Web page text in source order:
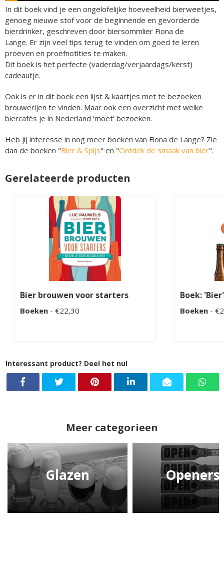
In dit boek vind je een ongelofelijke hoeveelheid bierweetjes,
genoeg nieuwe stof voor de beginnende en gevorderde
bierdrinker, geschreven door biersommlier Fiona de
Lange. Er zijn veel tips terug te vinden om goed te leren
proeven en proefnotities te maken.
Dit boek is het perfecte (vaderdag/verjaardags/kerst)
cadeautje.
Ook is er in dit boek een lijst & kaartjes met te bezoeken
brouwerijen te vinden. Maar ook een overzicht met welke
biercafés je in Nederland ‘moet’ bezoeken.
Heb jij interesse in nog meer boeken van Fiona de Lange? Zie
dan de boeken "Bier & Spijs" en "Ontdek de smaak van bier".
Gerelateerde producten
Bier brouwen voor starters
Boeken - €22,30
Boek:
Boeken -
Interessant product? Deel het nu!
Meer categorieen
Glazen Openers